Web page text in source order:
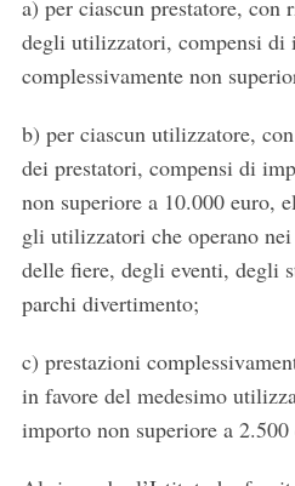
a) per ciascun prestatore,
degli utilizzatori, compensi di
complessivamente non
b) per ciascun utilizzatore,
dei prestatori, compensi di
non superiore a 10.000 euro,
gli utilizzatori che operano
delle fiere, degli eventi, degli
parchi divertimento;
c) prestazioni
in favore del medesimo
importo non superiore a 2.500